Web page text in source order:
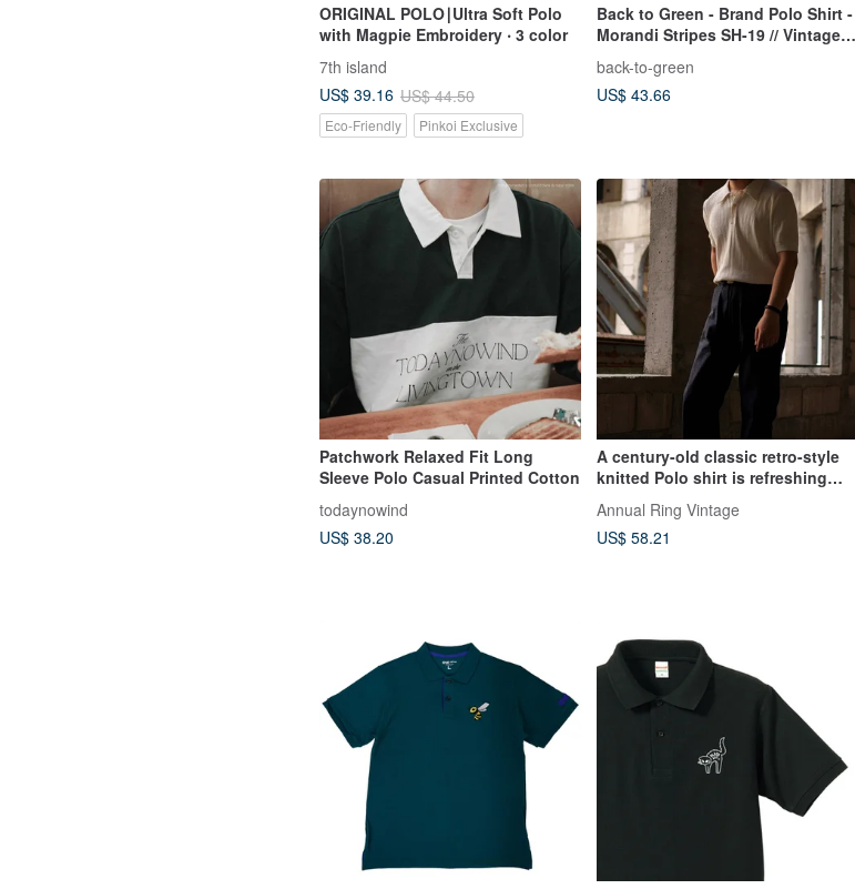
ORIGINAL POLO∣Ultra Soft Polo
with Magpie Embroidery ‧ 3 color
7th island
US$ 39.16 US$ 44.50
Eco-Friendly Pinkoi Exclusive
Back to Green - Brand Polo Shirt -
Morandi Stripes SH-19 // Vintage
back-to-green
US$ 43.66
Patchwork Relaxed Fit Long
Sleeve Polo Casual Printed Cotton
todaynowind
US$ 38.20
A century-old classic retro-style
knitted Polo shirt is refreshing
and skin-friendly and gender-
neutral
Annual Ring Vintage
US$ 58.21